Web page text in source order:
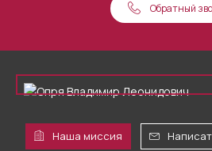
Обратный
Наша миссия